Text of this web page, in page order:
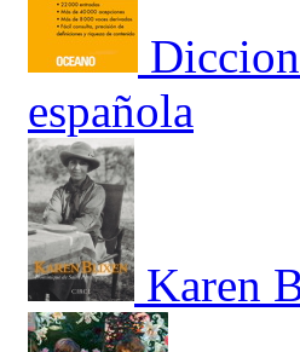
española
Karen